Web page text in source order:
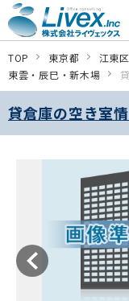
TOP 東京都 江東区
東雲・辰巳・新木場
貸倉庫の空き室